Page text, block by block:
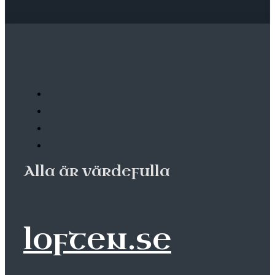
Alla är värdefulla
loften.se